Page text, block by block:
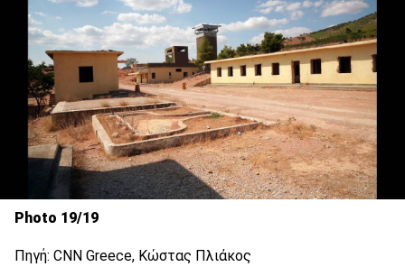
Photo 19/19
Πηγή: CNN Greece, Κώστας Πλιάκος